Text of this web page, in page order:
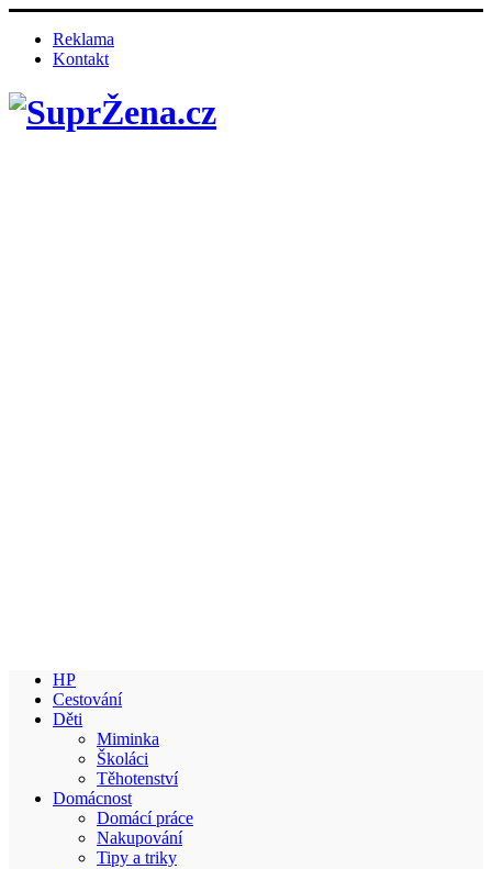
Reklama
Kontakt
HP
Cestování
Děti
Miminka
Školáci
Těhotenství
Domácnost
Domácí práce
Nakupování
Tipy a triky